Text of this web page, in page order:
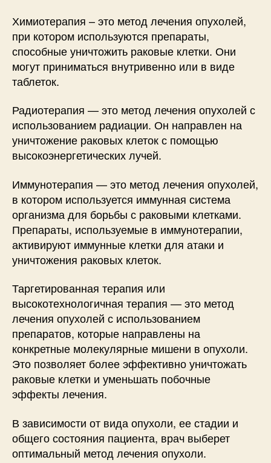
Химиотерапия – это метод лечения опухолей,
при котором используются препараты,
способные уничтожить раковые клетки. Они
могут приниматься внутривенно или в виде
таблеток.
Радиотерапия — это метод лечения опухолей с
использованием радиации. Он направлен на
уничтожение раковых клеток с помощью
высокоэнергетических лучей.
Иммунотерапия — это метод лечения опухолей,
в котором используется иммунная система
организма для борьбы с раковыми клетками.
Препараты, используемые в иммунотерапии,
активируют иммунные клетки для атаки и
уничтожения раковых клеток.
Таргетированная терапия или
высокотехнологичная терапия — это метод
лечения опухолей с использованием
препаратов, которые направлены на
конкретные молекулярные мишени в опухоли.
Это позволяет более эффективно уничтожать
раковые клетки и уменьшать побочные
эффекты лечения.
В зависимости от вида опухоли, ее стадии и
общего состояния пациента, врач выберет
оптимальный метод лечения опухоли.